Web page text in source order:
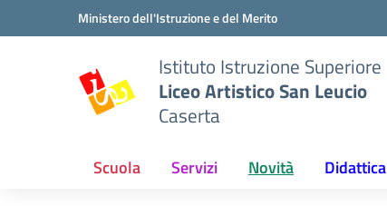
Vai ai contenuti
Vai al menu di navigazioneMinistero dell'Istruzione e del Merito
Istituto Istruzione Superiore
Liceo Artistico San Leucio
Caserta
Scuola Servizi Novità Didattica